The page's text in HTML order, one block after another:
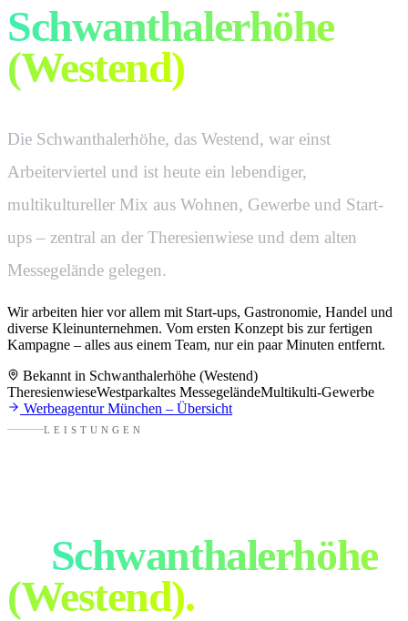
Schwanthalerhöhe
(Westend)
Die Schwanthalerhöhe, das Westend, war einst
Arbeiterviertel und ist heute ein lebendiger,
multikultureller Mix aus Wohnen, Gewerbe und Start-
ups – zentral an der Theresienwiese und dem alten
Messegelände gelegen.
Wir arbeiten hier vor allem mit Start-ups, Gastronomie, Handel und
diverse Kleinunternehmen. Vom ersten Konzept bis zur fertigen
Kampagne – alles aus einem Team, nur ein paar Minuten entfernt.
Bekannt in Schwanthalerhöhe (Westend)
TheresienwieseWestparkaltes MessegeländeMultikulti-Gewerbe
WerbeagenturMünchen – Übersicht
LEISTUNGEN
Schwanthalerhöhe
(Westend).